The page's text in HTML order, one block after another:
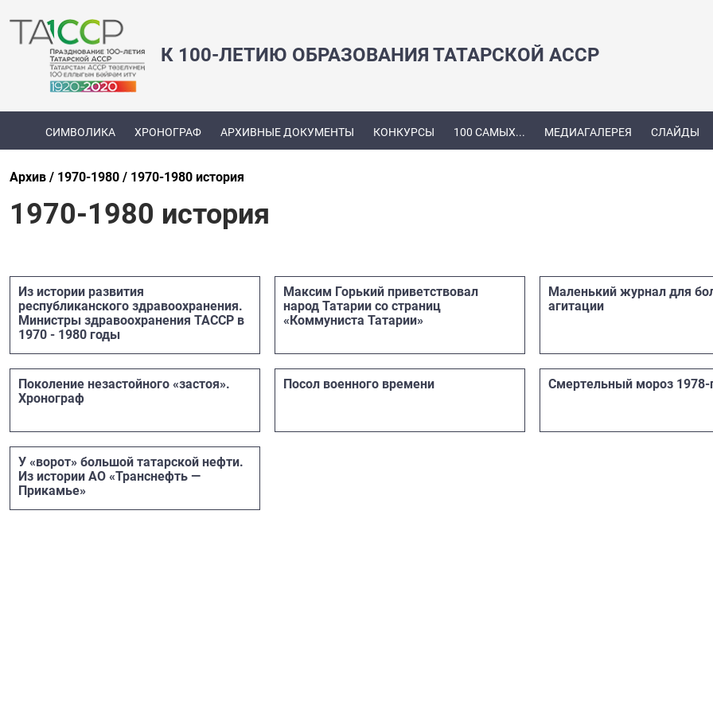
К 100-ЛЕТИЮ ОБРАЗОВАНИЯ ТАТАРСКОЙ АССР
СИМВОЛИКА ХРОНОГРАФ АРХИВНЫЕ ДОКУМЕНТЫ КОНКУРСЫ 100 САМЫХ... МЕДИАГАЛЕРЕЯ СЛАЙДЫ
Архив 1970-1980 1970-1980 история
1970-1980 история
Из истории развития
республиканского здравоохранения.
Министры здравоохранения ТАССР в
1970 - 1980 годы
Максим Горький приветствовал
народ Татарии со страниц
«Коммуниста Татарии»
Маленький журнал для
агитации
Поколение незастойного «застоя».
Хронограф
Посол военного времени Смертельный мороз 1978-
​​​​​​​У «ворот» большой татарской нефти.
Из истории АО «Транснефть —
Прикамье»